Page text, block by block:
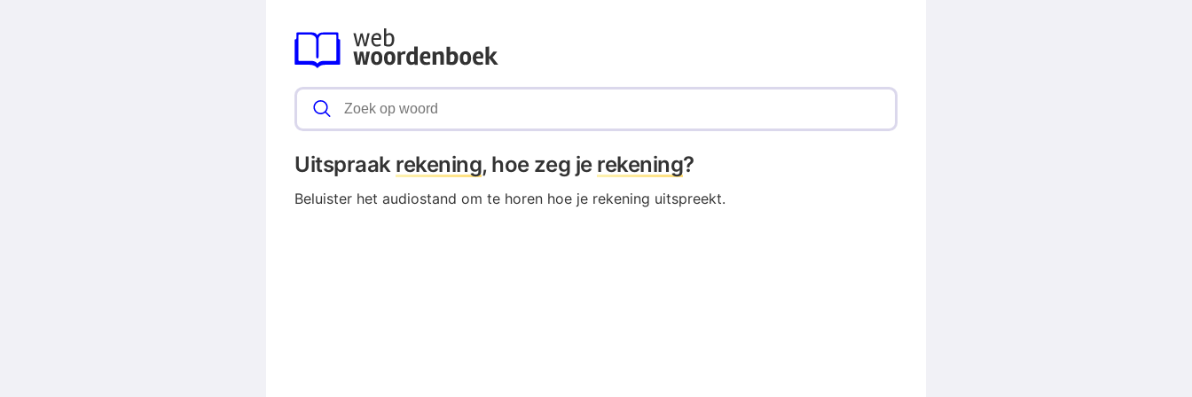
Uitspraak rekening, hoe zeg je rekening?
Beluister het audiostand om te horen hoe je rekening uitspreekt.